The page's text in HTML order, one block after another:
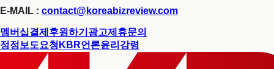
E-MAIL : contact@koreabizreview.com
멤버십결제 후원하기 광고제휴문의
정정보도요청 KBR언론윤리강령